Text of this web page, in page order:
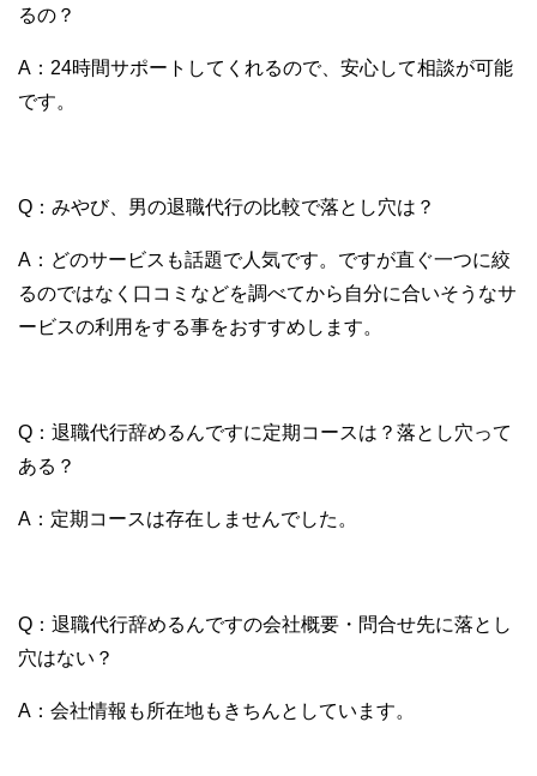
るの？
A：24時間サポートしてくれるので、安心して相談が可能
です。
Q：みやび、男の退職代行の比較で落とし穴は？
A：どのサービスも話題で人気です。ですが直ぐ一つに絞
るのではなく口コミなどを調べてから自分に合いそうなサ
ービスの利用をする事をおすすめします。
Q：退職代行辞めるんですに定期コースは？落とし穴って
ある？
A：定期コースは存在しませんでした。
Q：退職代行辞めるんですの会社概要・問合せ先に落とし
穴はない？
A：会社情報も所在地もきちんとしています。